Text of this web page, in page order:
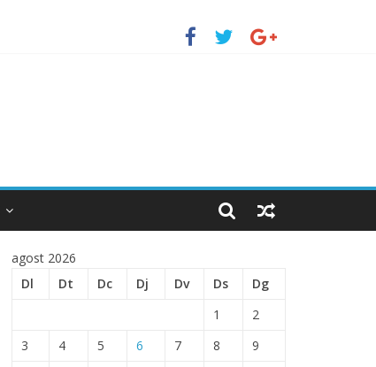
agost 2026
Dl
Dt Dc Dj Dv Ds
Dg
1
2
3
4 5 6 7 8
9